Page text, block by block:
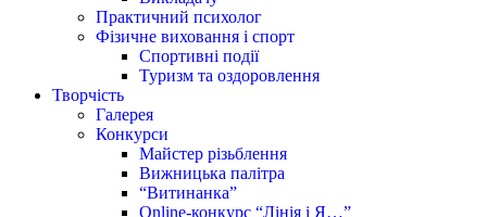
Практичний психолог
Фізичне виховання і спорт
Спортивні події
Туризм та оздоровлення
Творчість
Галерея
Конкурси
Майстер різьблення
Вижницька палітра
“Витинанка”
Online-конкурс “Лінія і Я…”